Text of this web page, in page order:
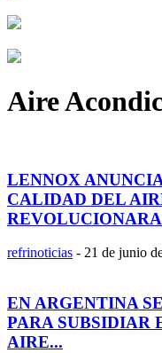
Aire
LENNOX
CALIDAD DEL
refrinoticias - 21 de junio
EN ARGENTINA
PARA SUBSIDIAR
AIRE...